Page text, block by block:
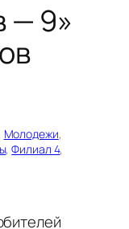
— 9»
Молодежи
, Филиал 4